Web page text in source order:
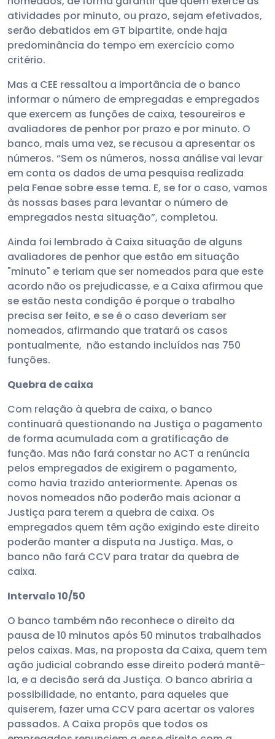
atividades por minuto, ou prazo, sejam efetivados,
serão debatidos em GT bipartite, onde haja
predominância do tempo em exercício como
critério.
Mas a CEE ressaltou a importância de o banco
informar o número de empregadas e empregados
que exercem as funções de caixa, tesoureiros e
avaliadores de penhor por prazo e por minuto. O
banco, mais uma vez, se recusou a apresentar os
números. “Sem os números, nossa análise vai levar
em conta os dados de uma pesquisa realizada
pela Fenae sobre esse tema. E, se for o caso, vamos
às nossas bases para levantar o número de
empregados nesta situação”, completou.
Ainda foi lembrado à Caixa situação de alguns
avaliadores de penhor que estão em situação
"minuto" e teriam que ser nomeados para que este
acordo não os prejudicasse, e a Caixa afirmou que
se estão nesta condição é porque o trabalho
precisa ser feito, e se é o caso deveriam ser
nomeados, afirmando que tratará os casos
pontualmente, não estando incluídos nas 750
funções.
Quebra de caixa
Com relação à quebra de caixa, o banco
continuará questionando na Justiça o pagamento
de forma acumulada com a gratificação de
função. Mas não fará constar no ACT a renúncia
pelos empregados de exigirem o pagamento,
como havia trazido anteriormente. Apenas os
novos nomeados não poderão mais acionar a
Justiça para terem a quebra de caixa. Os
empregados quem têm ação exigindo este direito
poderão manter a disputa na Justiça. Mas, o
banco não fará CCV para tratar da quebra de
caixa.
Intervalo 10/50
O banco também não reconhece o direito da
pausa de 10 minutos após 50 minutos trabalhados
pelos caixas. Mas, na proposta da Caixa, quem tem
ação judicial cobrando esse direito poderá mantê-
la, e a decisão será da Justiça. O banco abriria a
possibilidade, no entanto, para aqueles que
quiserem, fazer uma CCV para acertar os valores
passados. A Caixa propôs que todos os